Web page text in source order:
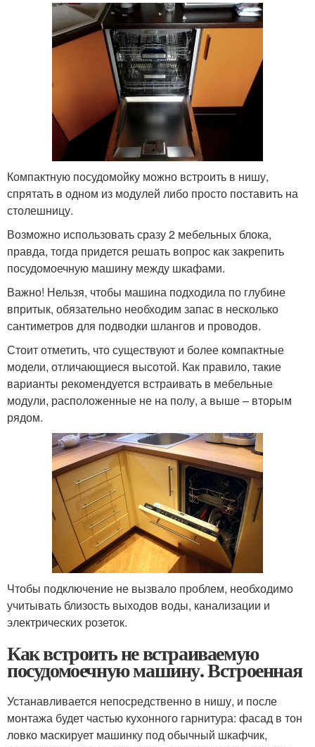
Компактную посудомойку можно встроить в нишу,
спрятать в одном из модулей либо просто поставить на
столешницу.
Возможно использовать сразу 2 мебельных блока,
правда, тогда придется решать вопрос как закрепить
посудомоечную машину между шкафами.
Важно! Нельзя, чтобы машина подходила по глубине
впритык, обязательно необходим запас в несколько
сантиметров для подводки шлангов и проводов.
Стоит отметить, что существуют и более компактные
модели, отличающиеся высотой. Как правило, такие
варианты рекомендуется встраивать в мебельные
модули, расположенные не на полу, а выше – вторым
рядом.
Чтобы подключение не вызвало проблем, необходимо
учитывать близость выходов воды, канализации и
электрических розеток.
Как встроить не встраиваемую
посудомоечную машину. Встроенная
Устанавливается непосредственно в нишу, и после
монтажа будет частью кухонного гарнитура: фасад в тон
ловко маскирует машинку под обычный шкафчик,